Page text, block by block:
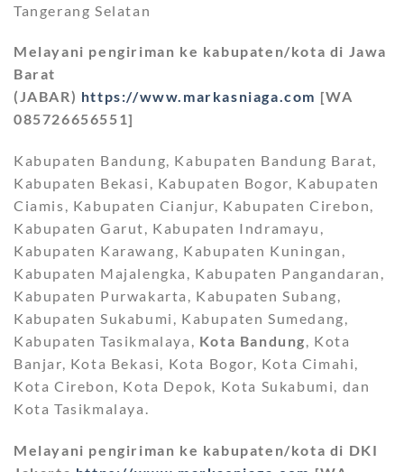
Tangerang Selatan
Melayani pengiriman ke kabupaten/kota di Jawa
Barat
(JABAR) https://www.markasniaga.com [WA
085726656551]
Kabupaten Bandung, Kabupaten Bandung Barat,
Kabupaten Bekasi, Kabupaten Bogor, Kabupaten
Ciamis, Kabupaten Cianjur, Kabupaten Cirebon,
Kabupaten Garut, Kabupaten Indramayu,
Kabupaten Karawang, Kabupaten Kuningan,
Kabupaten Majalengka, Kabupaten Pangandaran,
Kabupaten Purwakarta, Kabupaten Subang,
Kabupaten Sukabumi, Kabupaten Sumedang,
Kabupaten Tasikmalaya, Kota Bandung, Kota
Banjar, Kota Bekasi, Kota Bogor, Kota Cimahi,
Kota Cirebon, Kota Depok, Kota Sukabumi, dan
Kota Tasikmalaya.
Melayani pengiriman ke kabupaten/kota di DKI